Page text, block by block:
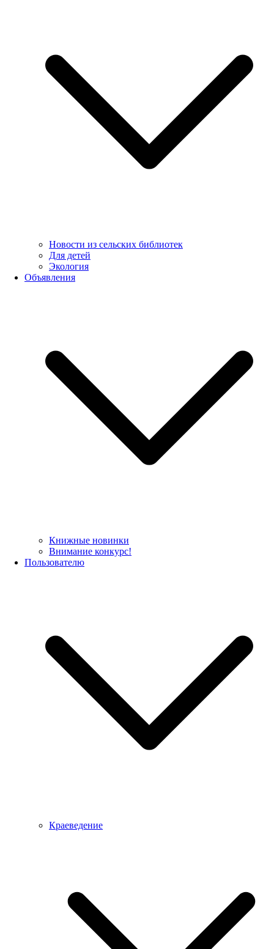
Новости из сельских библиотек
Для детей
Экология
Объявления
Книжные новинки
Внимание конкурс!
Пользователю
Краеведение